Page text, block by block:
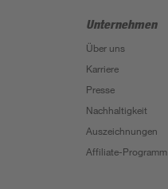
Unternehmen
Über uns
Karriere
Presse
Nachhaltigkeit
Auszeichnungen
Affiliate-Programm